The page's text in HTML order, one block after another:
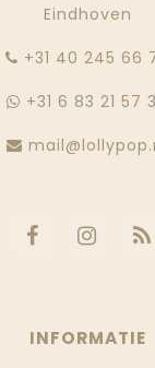
Eindhoven
‭+31 40 245 66
+31 6 83 21 57
INFORMATIE